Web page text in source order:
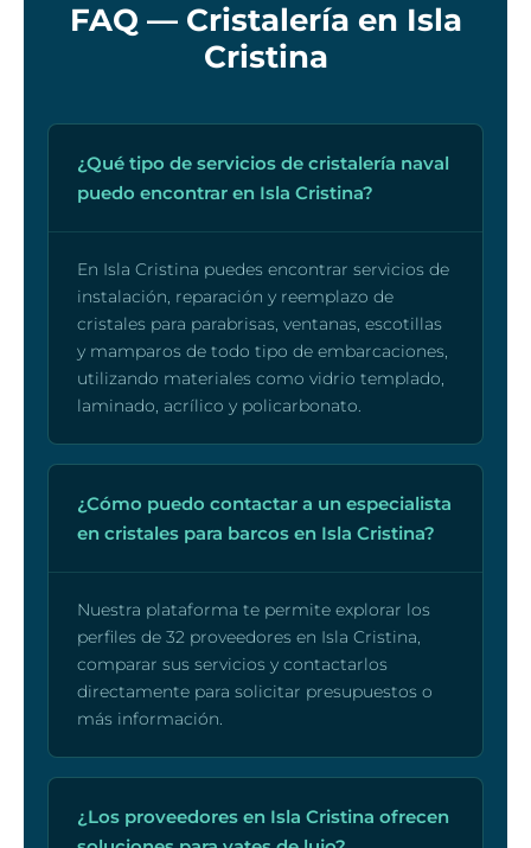
FAQ — Cristalería en Isla
Cristina
¿Qué tipo de servicios de cristalería naval
puedo encontrar en Isla Cristina?
En Isla Cristina puedes encontrar servicios de
instalación, reparación y reemplazo de
cristales para parabrisas, ventanas, escotillas
y mamparos de todo tipo de embarcaciones,
utilizando materiales como vidrio templado,
laminado, acrílico y policarbonato.
¿Cómo puedo contactar a un especialista
en cristales para barcos en Isla Cristina?
Nuestra plataforma te permite explorar los
perfiles de 32 proveedores en Isla Cristina,
comparar sus servicios y contactarlos
directamente para solicitar presupuestos o
más información.
¿Los proveedores en Isla Cristina ofrecen